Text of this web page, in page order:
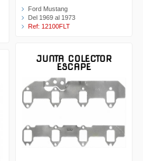
Ford Mustang
Del 1969 al 1973
Ref: 12100FLT
JUNTA COLECTOR
ESCAPE